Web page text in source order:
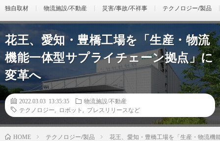
独自取材 物流施設/不動産 災害/事故/不祥事 テクノロジー/製品
花王、愛知・豊橋工場を「生産・物流
機能一体型サプライチェーン拠点」に
変革へ
2022.03.03 13:35:35
物流施設/不動産
テクノロジー
ロボット プレスリリースなど
HOME テクノロジー/製品 花王、愛知・豊橋工場を「生産・物流機